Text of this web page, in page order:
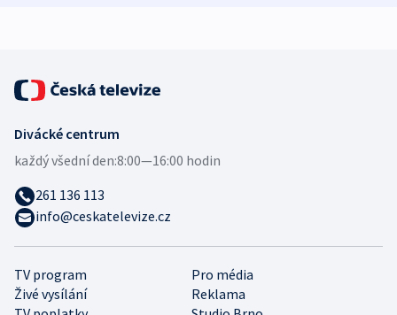
TV program
Pro média
Živé vysílání
Reklama
Divácké centrum
každý všední den:8:00—16:00 hodin
261 136 113
info@ceskatelevize.cz